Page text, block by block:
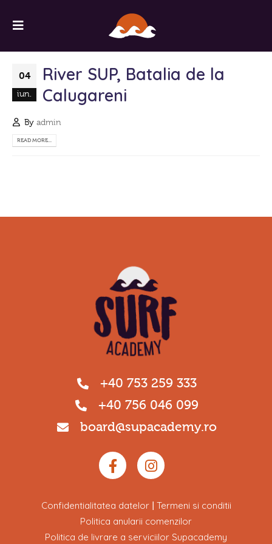
04
iun.
River SUP, Batalia de la
Calugareni
By admin
READ MORE...
+40 753 259 333
+40 756 046 099
board@supacademy.ro
Confidentialitatea datelor| Termeni si conditii
Politica anularii comenzilor
Politica de livrare a serviciilor Supacademy